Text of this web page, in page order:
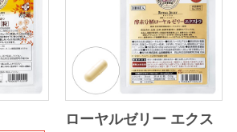
ローヤルゼリー エクス